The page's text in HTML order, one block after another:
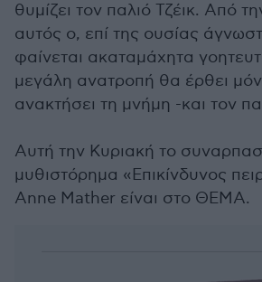
θυμίζει τον παλιό Τζέικ. Από
αυτός ο, επί της ουσίας
φαίνεται ακαταμάχητα
μεγάλη ανατροπή θα έρθει
ανακτήσει τη μνήμη -και τον
Αυτή την Κυριακή το
μυθιστόρημα «Επικίνδυνος
Anne Mather είναι στο ΘΕΜΑ.